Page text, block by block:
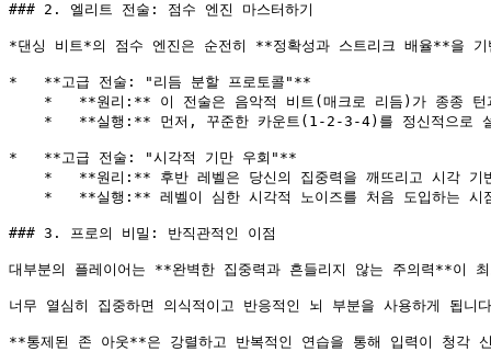
### 2. 엘리트 전술: 점수 엔진 마스터하기
*댄싱 비트*의 점수 엔진은 순전히 **정확성과 스트리크 배율**을
*   **고급 전술: "리듬 분할 프로토콜"**
*   **원리:** 이 전술은 음악적 비트(매크로 리듬)가 종종 턴
*   **실행:** 먼저, 꾸준한 카운트(1-2-3-4)를 정신적으로
*   **고급 전술: "시각적 기만 우회"**
*   **원리:** 후반 레벨은 당신의 집중력을 깨뜨리고 시각 기
*   **실행:** 레벨이 심한 시각적 노이즈를 처음 도입하는 시
### 3. 프로의 비밀: 반직관적인 이점
대부분의 플레이어는 **완벽한 집중력과 흔들리지 않는 주의력**이
너무 열심히 집중하면 의식적이고 반응적인 뇌 부분을 사용하게
**통제된 존 아웃**은 강렬하고 반복적인 연습을 통해 입력이 청각